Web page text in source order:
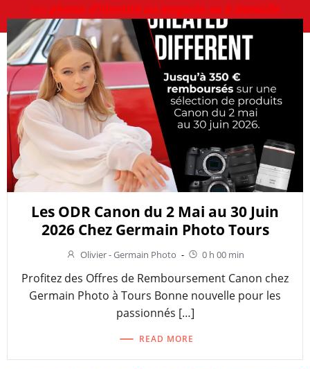
vos photos d’identité au magasin ou à domicile
Les ODR Canon du 2 Mai au 30 Juin
2026 Chez Germain Photo Tours
Olivier - Germain Photo - 0 h 00 min
Profitez des Offres de Remboursement Canon chez
Germain Photo à Tours Bonne nouvelle pour les
passionnés […]
READ MORE